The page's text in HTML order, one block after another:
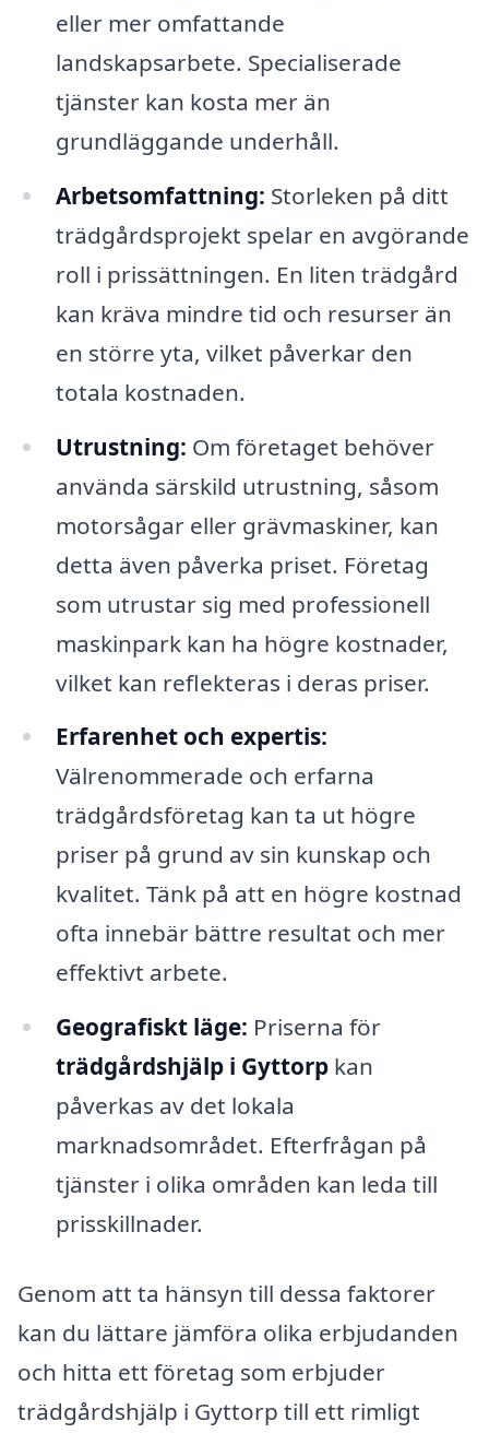
eller mer omfattande
landskapsarbete. Specialiserade
tjänster kan kosta mer än
grundläggande underhåll.
Arbetsomfattning: Storleken på ditt
trädgårdsprojekt spelar en avgörande
roll i prissättningen. En liten trädgård
kan kräva mindre tid och resurser än
en större yta, vilket påverkar den
totala kostnaden.
Utrustning: Om företaget behöver
använda särskild utrustning, såsom
motorsågar eller grävmaskiner, kan
detta även påverka priset. Företag
som utrustar sig med professionell
maskinpark kan ha högre kostnader,
vilket kan reflekteras i deras priser.
Erfarenhet och expertis:
Välrenommerade och erfarna
trädgårdsföretag kan ta ut högre
priser på grund av sin kunskap och
kvalitet. Tänk på att en högre kostnad
ofta innebär bättre resultat och mer
effektivt arbete.
Geografiskt läge: Priserna för
trädgårdshjälp i Gyttorpkan
påverkas av det lokala
marknadsområdet. Efterfrågan på
tjänster i olika områden kan leda till
prisskillnader.
Genom att ta hänsyn till dessa faktorer
kan du lättare jämföra olika erbjudanden
och hitta ett företag som erbjuder
trädgårdshjälp i Gyttorp till ett rimligt